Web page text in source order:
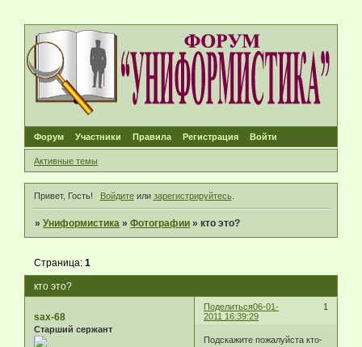
Форум Участники Правила Регистрация Войти
Активные темы
Привет, Гость! Войдитеили зарегистрируйтесь.
»Униформистика »Фотографии »кто это?
кто это?
Страница:1
Поделиться 1
06-01-
2011 16:39:29
sax-68
Старший сержант
Подскажите пожалуйста кто-